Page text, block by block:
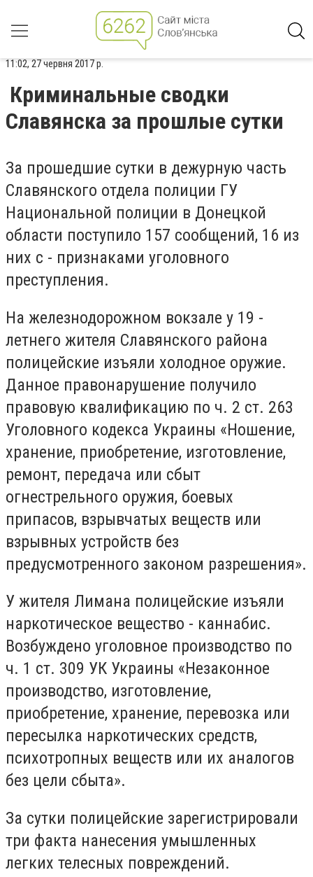
11:02, 27 червня 2017 р.
Криминальные сводки
Славянска за прошлые сутки
За прошедшие сутки в дежурную часть
Славянского отдела полиции ГУ
Национальной полиции в Донецкой
области поступило 157 сообщений, 16 из
них с - признаками уголовного
преступления.
На железнодорожном вокзале у 19 -
летнего жителя Славянского района
полицейские изъяли холодное оружие.
Данное правонарушение получило
правовую квалификацию по ч. 2 ст. 263
Уголовного кодекса Украины «Ношение,
хранение, приобретение, изготовление,
ремонт, передача или сбыт
огнестрельного оружия, боевых
припасов, взрывчатых веществ или
взрывных устройств без
предусмотренного законом разрешения».
У жителя Лимана полицейские изъяли
наркотическое вещество - каннабис.
Возбуждено уголовное производство по
ч. 1 ст. 309 УК Украины «Незаконное
производство, изготовление,
приобретение, хранение, перевозка или
пересылка наркотических средств,
психотропных веществ или их аналогов
без цели сбыта».
За сутки полицейские зарегистрировали
три факта нанесения умышленных
легких телесных повреждений.